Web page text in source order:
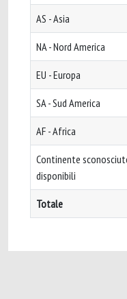
AS - Asia
NA - Nord America
EU - Europa
SA - Sud America
AF - Africa
Continente
disponibili
Totale